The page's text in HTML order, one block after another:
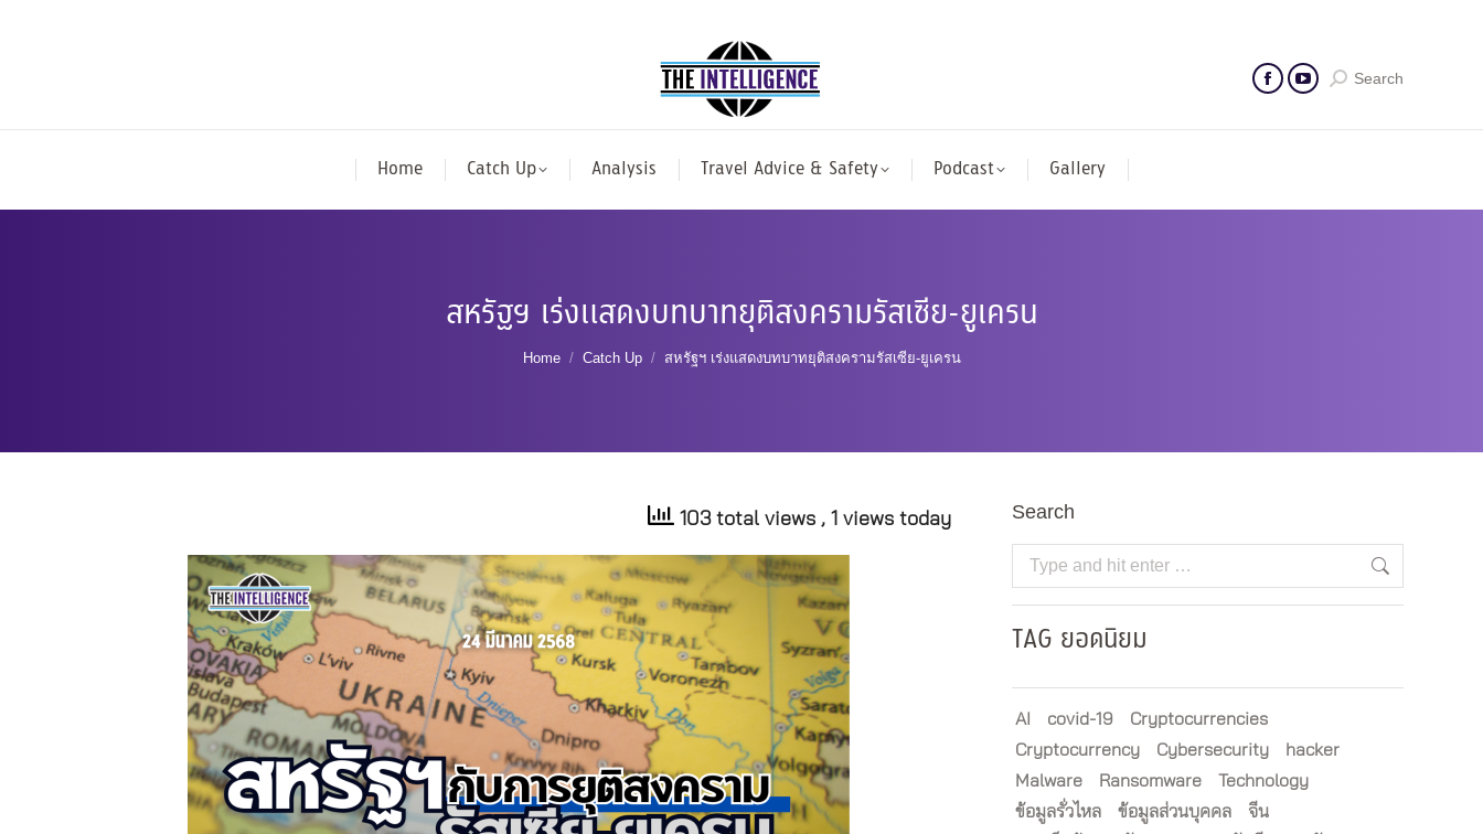
Search
Home Catch Up Analysis Travel Advice & Safety Podcast Gallery
สหรัฐฯ เร่งแสดงบทบาทยุติสงครามรัสเซีย-ยูเครน
You are here:
Home Catch Up สหรัฐฯ เร่งแสดงบทบาทยุติสงครามรัสเซีย-ยูเครน
103 total views , 1 views today Search
Search:
TAG ยอดนิยม
AI covid-19
Cryptocurrencies
Cryptocurrency
Cybersecurity
hacker
Malware
Ransomware
Technology
ข้อมูลรั่วไหล
ข้อมูลส่วนบุคคล
จีน